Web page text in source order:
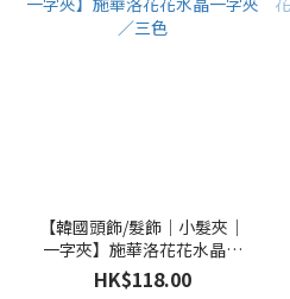
【韓國頭飾/髮飾｜小髮夾｜
一字夾】施華洛花花水晶一
字夾／三色
HK$118.00